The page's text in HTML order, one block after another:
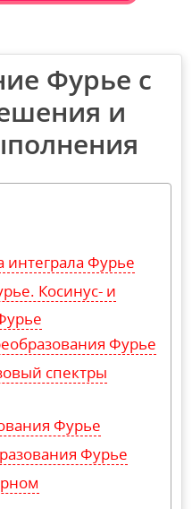
Фурье с
и
Фурье
Косинус- и
Фурье
спектры
Фурье
Фурье